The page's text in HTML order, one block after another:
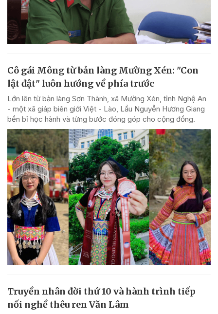
Cô gái Mông từ bản làng Mường Xén: "Con
lật đật" luôn hướng về phía trước
Lớn lên từ bản làng Sơn Thành, xã Mường Xén, tỉnh Nghệ An
- một xã giáp biên giới Việt - Lào, Lầu Nguyễn Hương Giang
bền bỉ học hành và từng bước đóng góp cho cộng đồng.
Truyền nhân đời thứ 10 và hành trình tiếp
nối nghề thêu ren Văn Lâm